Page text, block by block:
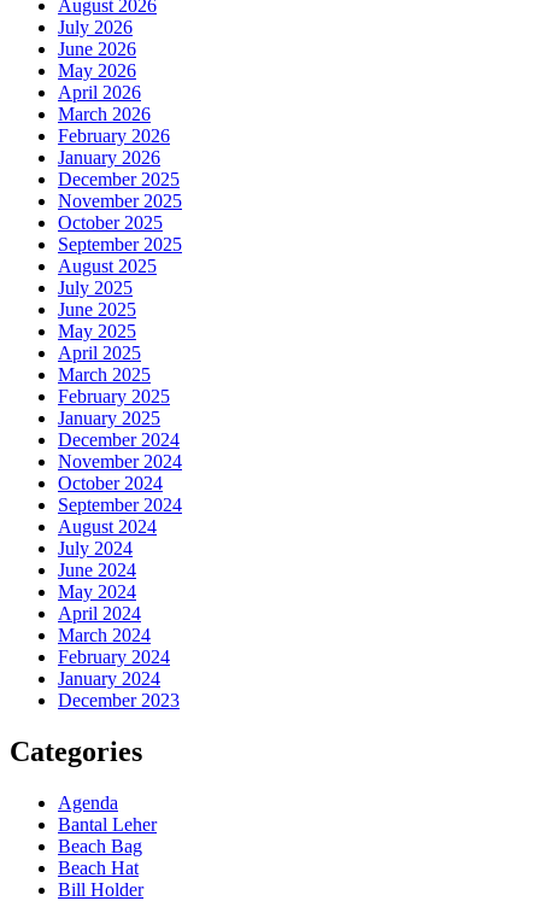
August 2026
July 2026
June 2026
May 2026
April 2026
March 2026
February 2026
January 2026
December 2025
November 2025
October 2025
September 2025
August 2025
July 2025
June 2025
May 2025
April 2025
March 2025
February 2025
January 2025
December 2024
November 2024
October 2024
September 2024
August 2024
July 2024
June 2024
May 2024
April 2024
March 2024
February 2024
January 2024
December 2023
Categories
Agenda
Bantal Leher
Beach Bag
Beach Hat
Bill Holder